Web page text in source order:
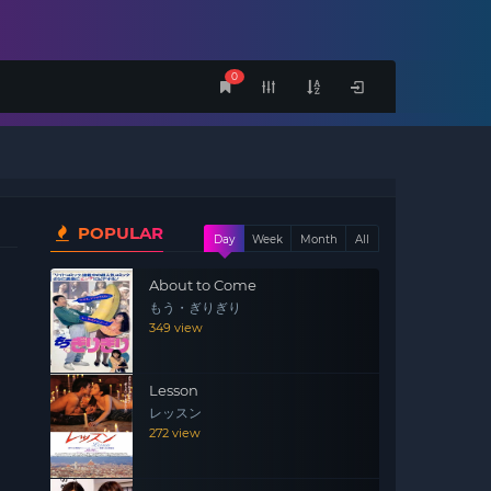
0
POPULAR Day Week Month All
About to Come
もう・ぎりぎり
349 view
Lesson
レッスン
272 view